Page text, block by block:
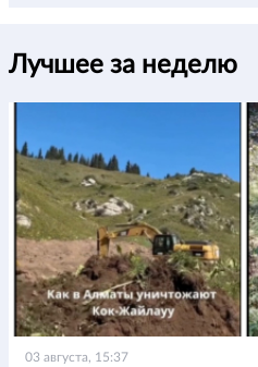
Лучшее за неделю
03 августа, 15:37